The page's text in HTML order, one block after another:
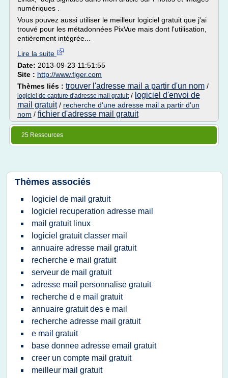
numériques .
Vous pouvez aussi utiliser le meilleur logiciel gratuit que j'ai
trouvé pour les métadonnées PixVue mais dont l'utilisation,
entièrement intégrée...
Lire la suite
Date: 2013-09-23 11:51:55
Site : http://www.figer.com
Thèmes liés : trouver l'adresse mail a partir d'un nom /
logiciel de capture d'adresse mail gratuit/ logiciel d'envoi de
mail gratuit/ recherche d'une adresse mail a partir d'un
nom / fichier d'adresse mail gratuit
25 Ressources
Thèmes associés
logiciel de mail gratuit
logiciel recuperation adresse mail
mail gratuit linux
logiciel gratuit classer mail
annuaire adresse mail gratuit
recherche e mail gratuit
serveur de mail gratuit
adresse mail personnalise gratuit
recherche d e mail gratuit
annuaire gratuit des e mail
recherche adresse mail gratuit
e mail gratuit
base donnee adresse email gratuit
creer un compte mail gratuit
meilleur mail gratuit